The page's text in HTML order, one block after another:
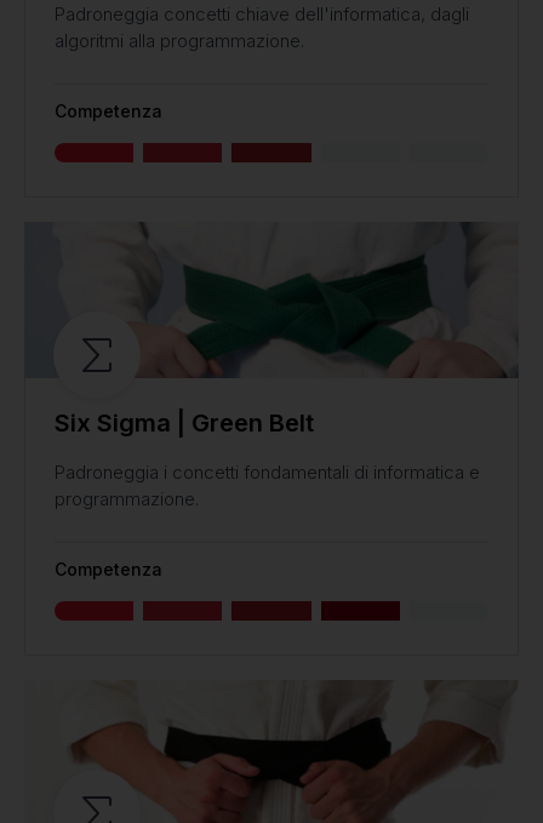
Padroneggia concetti chiave dell'informatica, dagli
algoritmi alla programmazione.
Competenza
Six Sigma | Green Belt
Padroneggia i concetti fondamentali di informatica e
programmazione.
Competenza